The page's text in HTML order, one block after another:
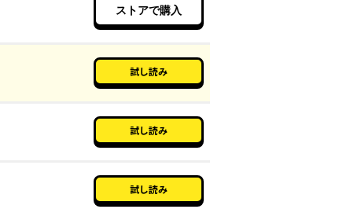
ストアで購入
試し読み
試し読み
試し読み